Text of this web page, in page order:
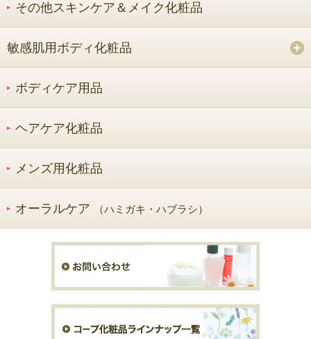
その他スキンケア＆メイク化粧品
敏感肌用ボディ化粧品
ボディケア用品
ヘアケア化粧品
メンズ用化粧品
オーラルケア （ハミガキ・ハブラシ）